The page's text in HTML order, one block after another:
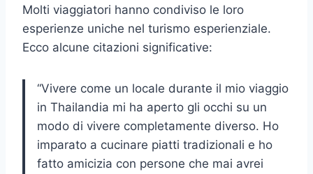
Molti viaggiatori hanno condiviso le loro
esperienze uniche nel turismo esperienziale.
Ecco alcune citazioni significative:
“Vivere come un locale durante il mio viaggio
in Thailandia mi ha aperto gli occhi su un
modo di vivere completamente diverso. Ho
imparato a cucinare piatti tradizionali e ho
fatto amicizia con persone che mai avrei